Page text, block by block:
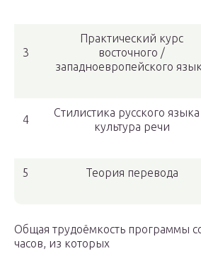
3
Практический курс
восточного /
западноевропейского
4
Стилистика русского
культура речи
5 Теория перевода
Общая трудоёмкость программы
часов, из которых